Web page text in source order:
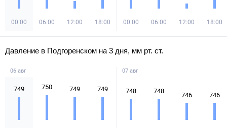
00:00 06:00 12:00 18:00 00:00 06:00 12:00 18:00
Давление в Подгоренском на 3 дня, мм рт. ст.
06 авг
749 750 749 749
07 авг
748 748
746 746